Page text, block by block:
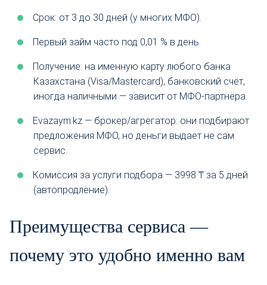
Срок: от 3 до 30 дней (у многих МФО).
Первый займ часто под 0,01 % в день.
Получение: на именную карту любого банка
Казахстана (Visa/Mastercard), банковский счёт,
иногда наличными — зависит от МФО-партнёра.
Evazaym.kz — брокер/агрегатор: они подбирают
предложения МФО, но деньги выдает не сам
сервис.
Комиссия за услуги подбора — 3998 ₸ за 5 дней
(автопродление).
Преимущества сервиса —
почему это удобно именно вам